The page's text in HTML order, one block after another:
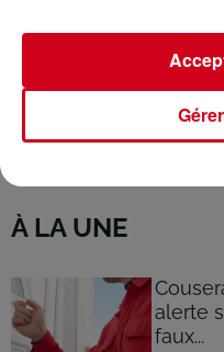
À LA UNE
alerte
faux...